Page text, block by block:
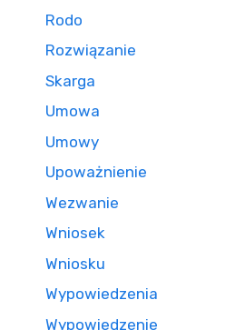
Rodo
Rozwiązanie
Skarga
Umowa
Umowy
Upoważnienie
Wezwanie
Wniosek
Wniosku
Wypowiedzenia
Wypowiedzenie